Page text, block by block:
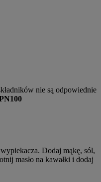
nie są odpowiednie
Dodaj mąkę, sól,
masło na kawałki i dodaj